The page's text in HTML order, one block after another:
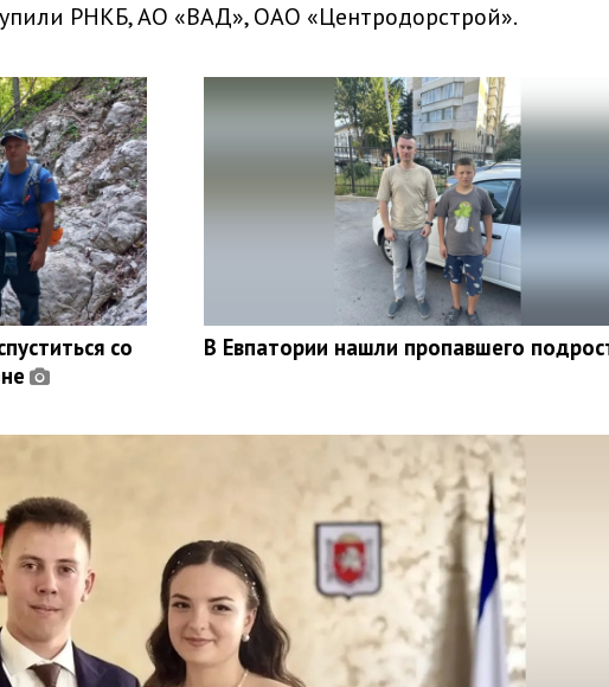
РНКБ, АО «ВАД», ОАО «Центродорстрой».
со
В Евпатории нашли пропавшего